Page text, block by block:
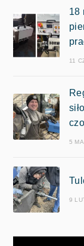
18
11
5
9